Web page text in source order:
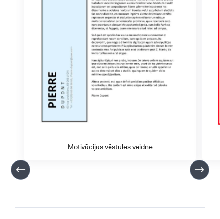
Motivācijas vēstules veidne